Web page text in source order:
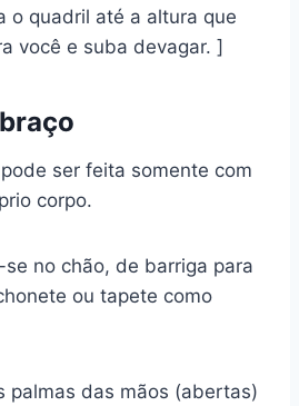
o quadril até a altura que
você e suba devagar. ]
ser feita somente com
corpo.
no chão, de barriga para
ou tapete como
palmas das mãos (abertas)